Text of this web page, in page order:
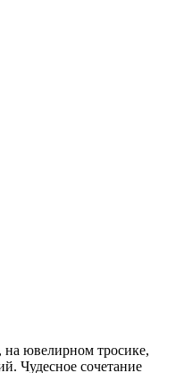
на ювелирном тросике,
Чудесное сочетание